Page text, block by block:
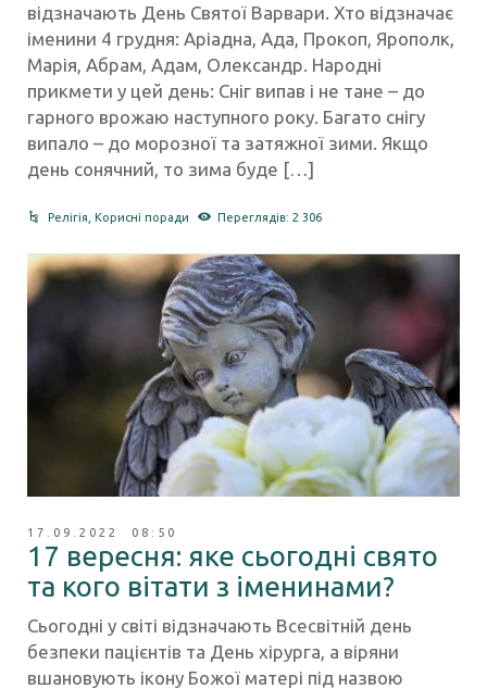
відзначають День Святої Варвари. Хто відзначає
іменини 4 грудня: Аріадна, Ада, Прокоп, Ярополк,
Марія, Абрам, Адам, Олександр. Народні
прикмети у цей день: Сніг випав і не тане – до
гарного врожаю наступного року. Багато снігу
випало – до морозної та затяжної зими. Якщо
день сонячний, то зима буде […]
Релігія ,Корисні поради Переглядів: 2 306
17.09.2022 08:50
17 вересня: яке сьогодні свято
та кого вітати з іменинами?
Сьогодні у світі відзначають Всесвітній день
безпеки пацієнтів та День хірурга, а віряни
вшановують ікону Божої матері під назвою